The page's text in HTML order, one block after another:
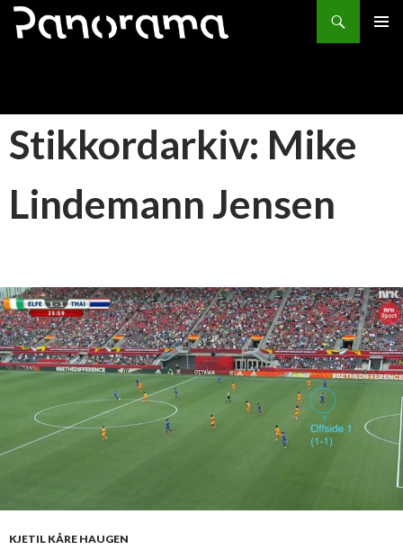
Søk
HOPP
Stikkordarkiv: Mike
Lindemann Jensen
KJETIL KÅRE HAUGEN